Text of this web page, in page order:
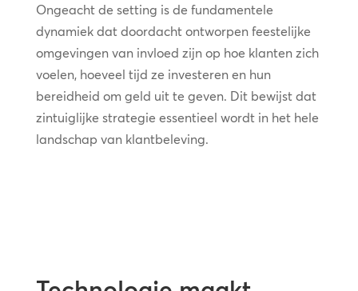
Ongeacht de setting is de fundamentele
dynamiek dat doordacht ontworpen feestelijke
omgevingen van invloed zijn op hoe klanten zich
voelen, hoeveel tijd ze investeren en hun
bereidheid om geld uit te geven. Dit bewijst dat
zintuiglijke strategie essentieel wordt in het hele
landschap van klantbeleving.